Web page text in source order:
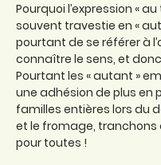
Pourquoi l’expression «
souvent travestie en «
pourtant de se référer à
connaître le sens, et donc
Pourtant les « autant »
une adhésion de plus en
familles entières lors du
et le fromage, tranchons
pour toutes !